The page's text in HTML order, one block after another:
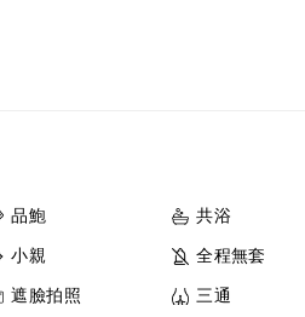
品鮑 共浴
小親 全程無套
遮臉拍照 三通